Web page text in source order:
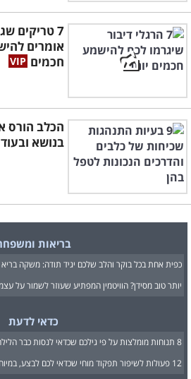
7 טריקים
אומרים
חכמים
הכלב הורס
בנושא ובעוד 8 הרגלים בעיתיים
בריאות
כפית אחת בכל בוקר והלב שלכם יגיד תודה: משקה בריא
יותר טוב מסידן? הוויטמין המפתיע שעוזר לשמור על
כדאי לדעת
8 תנוחות מומלצות על פי גילכם שכדאי לנסות כבר הלילה במיטה
12 פעולות לשיפור תפקוד מוחי שכדאי לכם לבצע, במיוחד את 6!